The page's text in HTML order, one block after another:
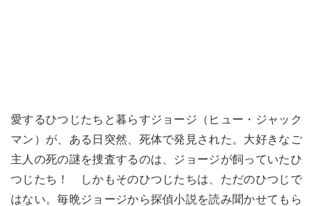
愛するひつじたちと暮らすジョージ（ヒュー・ジャック
マン）が、ある日突然、死体で発見された。大好きなご
主人の死の謎を捜査するのは、ジョージが飼っていたひ
つじたち！ しかもそのひつじたちは、ただのひつじで
はない。毎晩ジョージから探偵小説を読み聞かせてもら